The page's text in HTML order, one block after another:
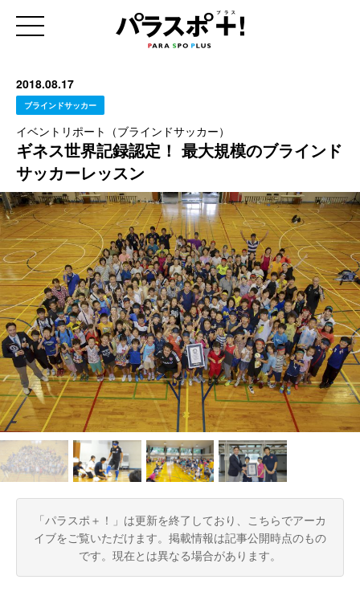
2018.08.17
ブラインドサッカー
イベントリポート（ブラインドサッカー）
ギネス世界記録認定！ 最大規模のブラインド
サッカーレッスン
「パラスポ＋！」は更新を終了しており、こちらでアーカ
イブをご覧いただけます。 掲載情報は記事公開時点のもの
です。現在とは異なる場合があります。